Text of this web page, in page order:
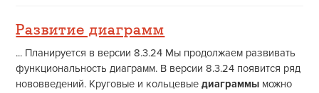
Развитие диаграмм
... Планируется в версии 8.3.24 Мы продолжаем развивать
функциональность диаграмм. В версии 8.3.24 появится ряд
нововведений. Круговые и кольцевыедиаграммы можно